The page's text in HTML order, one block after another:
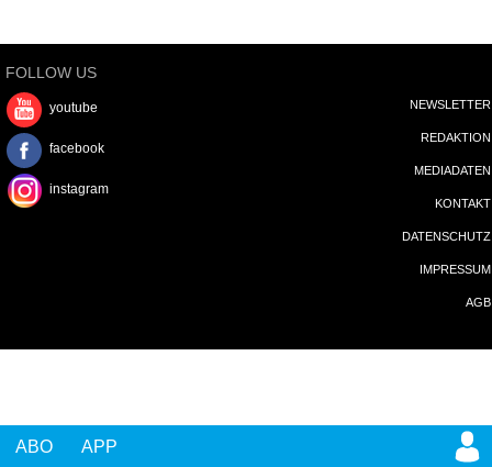
ABO APP
FOLLOW US
youtube
facebook
instagram
NEWSLETTER
REDAKTION
MEDIADATEN
KONTAKT
DATENSCHUTZ
IMPRESSUM
AGB